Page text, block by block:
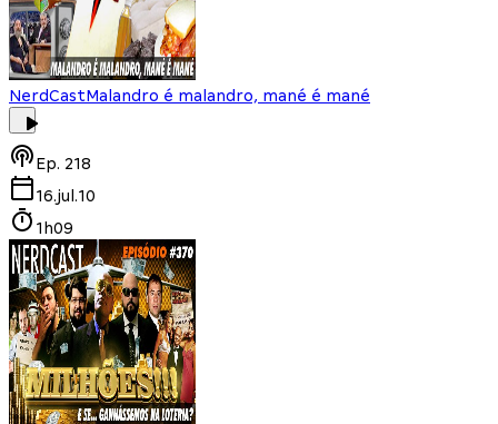
NerdCastMalandro é malandro, mané é mané
Ep. 218
16.jul.10
1h09